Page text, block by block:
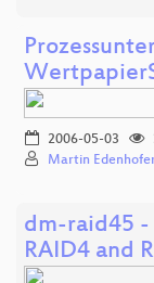
2006-05-03
Martin
dm-raid45
RAID4 and